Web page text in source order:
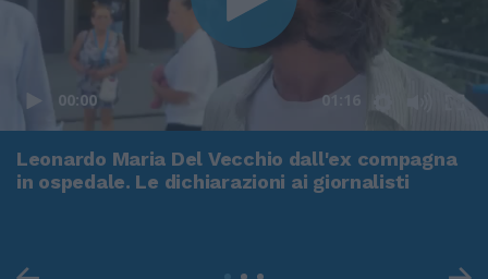
00:00 01:16
Leonardo Maria Del Vecchio dall'ex compagna
in ospedale. Le dichiarazioni ai giornalisti